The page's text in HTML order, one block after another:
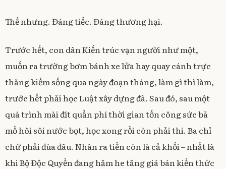
Thế nhưng. Đáng tiếc. Đáng thương hại.
Trước hết, con dân Kiến trúc vạn người như một,
muốn ra trường bơm bánh xe lửa hay quay cánh trực
thăng kiếm sống qua ngày đoạn tháng, làm gì thì làm,
trước hết phải học Luật xây dựng đã. Sau đó, sau một
quá trình mài đít quần phí thời gian tốn công sức bã
mồ hôi sôi nước bọt, học xong rồi còn phải thi. Ba chỉ
chứ phải đùa đâu. Nhân ra tiền còn là cả khối – nhất là
khi Bộ Độc Quyền đang hăm he tăng giá bán kiến thức